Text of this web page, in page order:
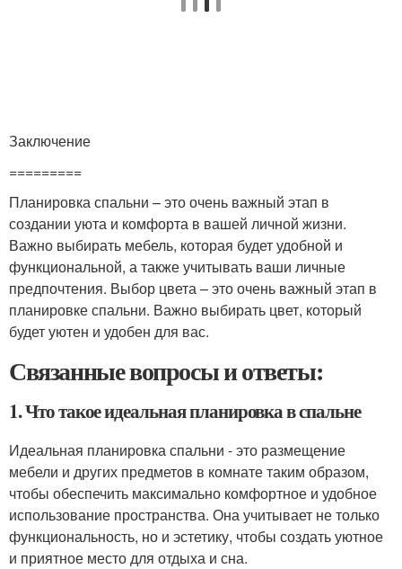
Заключение
=========
Планировка спальни – это очень важный этап в
создании уюта и комфорта в вашей личной жизни.
Важно выбирать мебель, которая будет удобной и
функциональной, а также учитывать ваши личные
предпочтения. Выбор цвета – это очень важный этап в
планировке спальни. Важно выбирать цвет, который
будет уютен и удобен для вас.
Связанные вопросы и ответы:
1. Что такое идеальная планировка в спальне
Идеальная планировка спальни - это размещение
мебели и других предметов в комнате таким образом,
чтобы обеспечить максимально комфортное и удобное
использование пространства. Она учитывает не только
функциональность, но и эстетику, чтобы создать уютное
и приятное место для отдыха и сна.